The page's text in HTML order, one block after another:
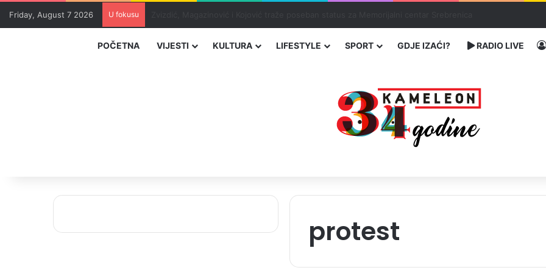
Friday, August 7 2026 U fokusu
POČETNA VIJESTI KULTURA LIFESTYLE SPORT GDJE IZAĆI? RADIO LIVE
protest